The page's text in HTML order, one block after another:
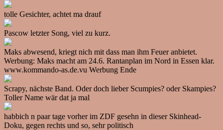
tolle Gesichter, achtet ma drauf
Pascow letzter Song, viel zu kurz.
Maks abwesend, kriegt nich mit dass man ihm Feuer anbietet.
Werbung: Maks macht am 24.6. Rantanplan im Nord in Essen klar.
www.kommando-as.de.vu Werbung Ende
Scrapy, nächste Band. Oder doch lieber Scumpies? oder Skampies?
Toller Name wär dat ja mal
habbich n paar tage vorher im ZDF gesehn in dieser Skinhead-
Doku, gegen rechts und so, sehr politisch